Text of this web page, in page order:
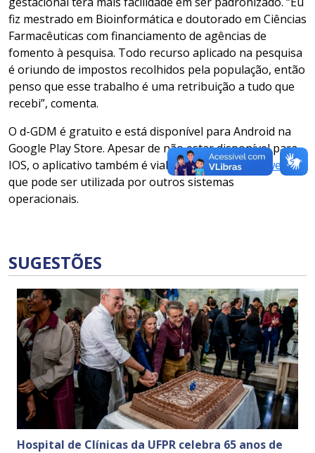
fiz mestrado em Bioinformática e doutorado em Ciências
Farmacêuticas com financiamento de agências de
fomento à pesquisa. Todo recurso aplicado na pesquisa
é oriundo de impostos recolhidos pela população, então
penso que esse trabalho é uma retribuição a tudo que
recebi”, comenta.
O d-GDM é gratuito e está disponível para Android na
Google Play Store. Apesar de não estar disponível para
IOS, o aplicativo também é viabilizado emversão web
que pode ser utilizada por outros sistemas
operacionais.
SUGESTÕES
Hospital de Clínicas da UFPR celebra 65 anos de